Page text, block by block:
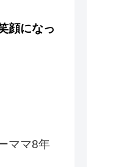
顔になっ
ママ8年